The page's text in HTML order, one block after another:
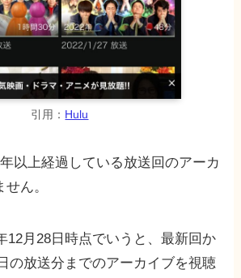
引用： Hulu
以上経過している放送回のアーカ
ん。
12月28日時点でいうと、最新回か
の放送分までのアーカイブを視聴